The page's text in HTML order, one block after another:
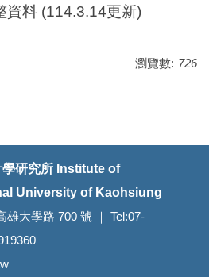
資料 (114.3.14更新)
瀏覽數: 726
學研究所 Institute of
University of Kaohsiung
雄大學路 700 號 ｜ Tel:07-
｜